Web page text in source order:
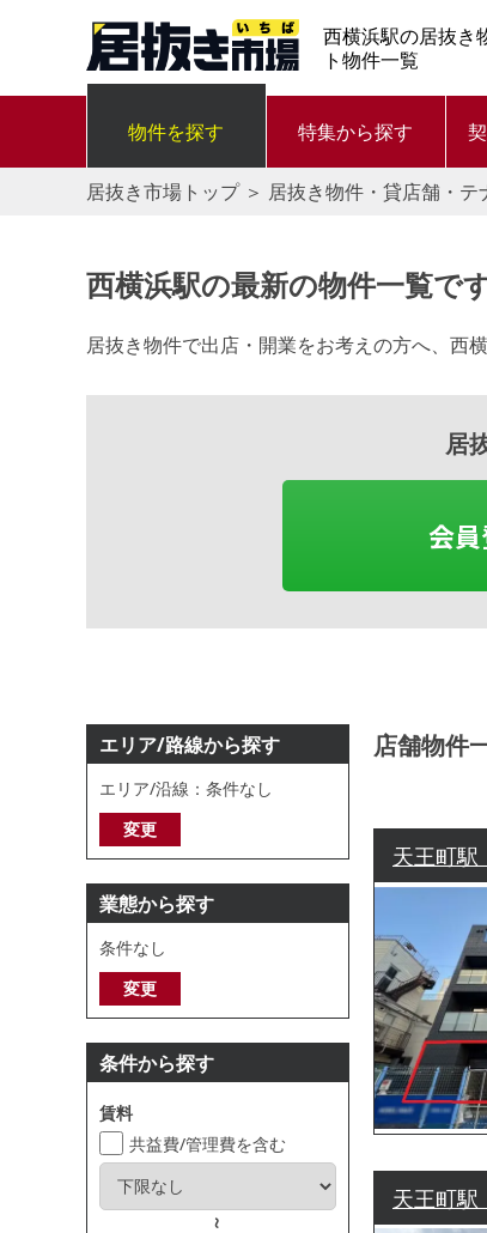
西横浜駅の居抜き
ト物件一覧
物件を探す 特集から探す
居抜き市場トップ＞ 居抜き物件・貸店舗・テ
西横浜駅の最新の物件一覧です
居抜き物件で出店・開業をお考えの方へ、西
居
会員
エリア/路線から探す
エリア/沿線：条件なし
変更
業態から探す
条件なし
変更
条件から探す
賃料
共益費/管理費を含む
～
店舗物件
天王町
天王町